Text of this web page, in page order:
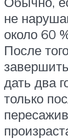
не
около 60
После
дать два
только